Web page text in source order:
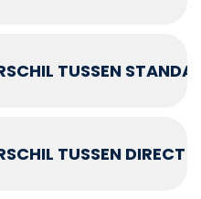
TUSSEN
TUSSEN DIRECT